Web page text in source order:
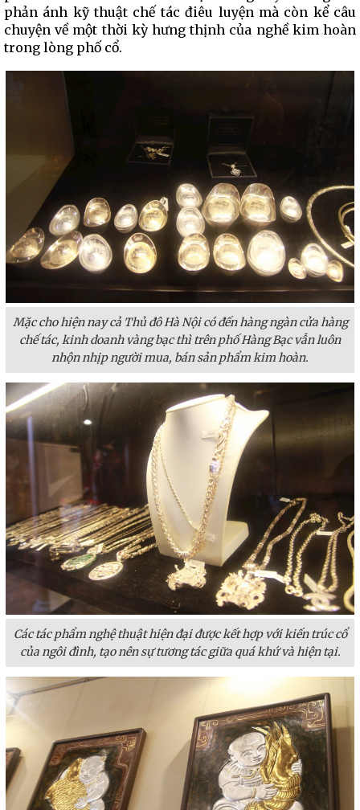
phản ánh kỹ thuật chế tác điêu luyện mà còn kể câu
chuyện về một thời kỳ hưng thịnh của nghề kim hoàn
trong lòng phố cổ.
Mặc cho hiện nay cả Thủ đô Hà Nội có đến hàng ngàn cửa hàng
chế tác, kinh doanh vàng bạc thì trên phố Hàng Bạc vẫn luôn
nhộn nhịp người mua, bán sản phẩm kim hoàn.
Các tác phẩm nghệ thuật hiện đại được kết hợp với kiến trúc cổ
của ngôi đình, tạo nên sự tương tác giữa quá khứ và hiện tại.